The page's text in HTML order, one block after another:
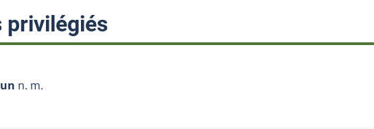
privilégiés:
n. m.